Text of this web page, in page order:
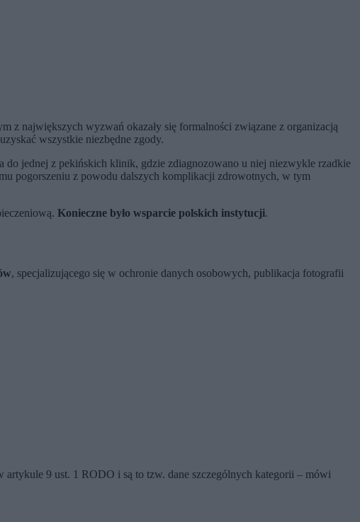
z największych wyzwań okazały się formalności związane z organizacją
wszystkie niezbędne zgody.
do jednej z pekińskich klinik, gdzie zdiagnozowano u niej niezwykle rzadkie
pogorszeniu z powodu dalszych komplikacji zdrowotnych, w tym
Konieczne było wsparcie polskich instytucji.
, specjalizującego się w ochronie danych osobowych, publikacja fotografii
artykule 9 ust. 1 RODO i są to tzw. dane szczególnych kategorii – mówi